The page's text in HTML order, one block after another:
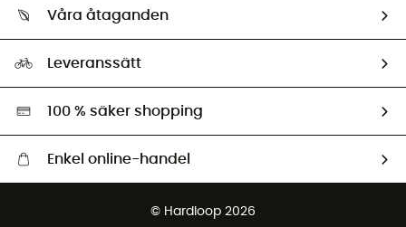
Retur & återbetalning
Ambassadörer
Våra åtaganden
Miljöanpassat urval
Leveranssätt
100 % säker shopping
Enkel online-handel
Gratis retur inom 100 dagar
© Hardloop 2026